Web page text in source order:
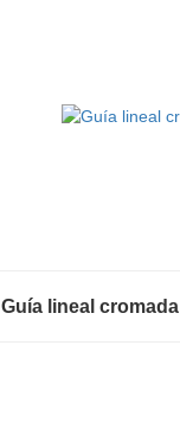
Guía lineal cromada